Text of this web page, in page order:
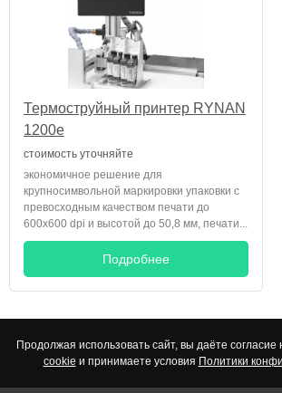
Термоструйный принтер RYNAN
1200e
стоимость уточняйте
экономичное решение для
крупносимвольной маркировки упаковки с
превосходным качеством печати до
600х600 dpi и высотой до 50,8 мм, печати...
Подробнее
Продолжая использовать сайт, вы даёте согласие
cookie и принимаете условия Политики